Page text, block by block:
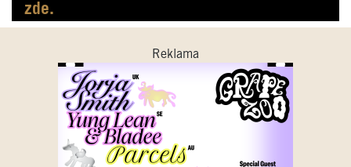
zde.
Reklama